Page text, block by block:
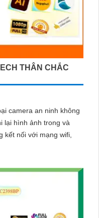
THÂN CHẮC
camera an ninh không
lại hình ảnh trong và